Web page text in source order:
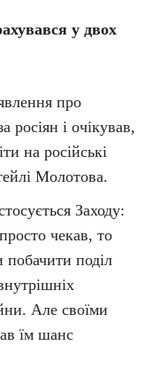
у двох
про
росіян і очікував,
на російські
Молотова.
Заходу:
чекав, то
поділ
Але своїми
їм шанс